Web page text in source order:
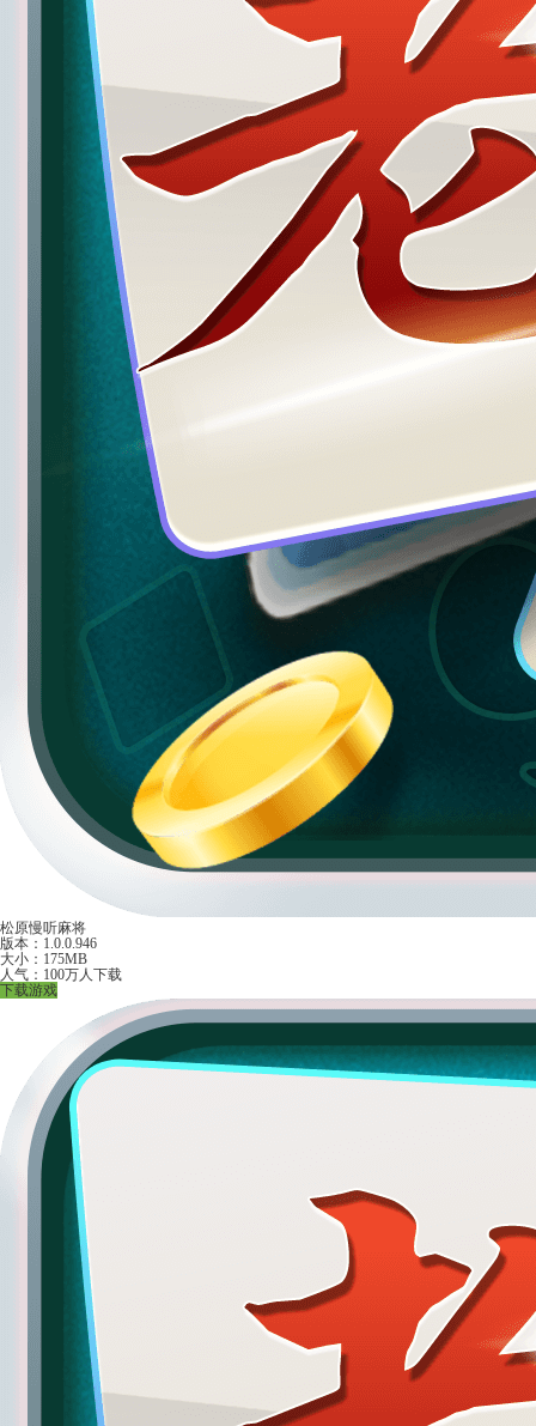
松原慢听麻将
版本：1.0.0.946
大小：175MB
人气：100万人下载
下载游戏